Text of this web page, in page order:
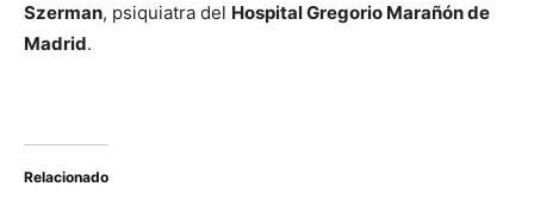
Szerman, psiquiatra del Hospital Gregorio Marañón de
Madrid.
Relacionado